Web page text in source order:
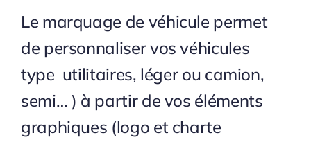
Le marquage de véhicule permet
de personnaliser vos véhicules
type utilitaires, léger ou camion,
semi… ) à partir de vos éléments
graphiques (logo et charte